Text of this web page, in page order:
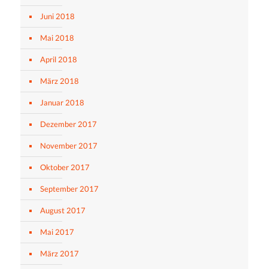
Juni 2018
Mai 2018
April 2018
März 2018
Januar 2018
Dezember 2017
November 2017
Oktober 2017
September 2017
August 2017
Mai 2017
März 2017